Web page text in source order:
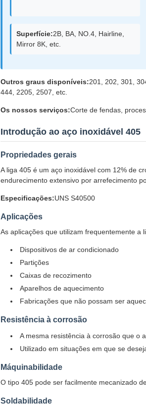
Superfície:2B, BA, NO.4, Hairline,
Mirror 8K, etc.
Outros graus disponíveis:201, 202, 301,
444, 2205, 2507, etc.
Os nossos serviços:Corte de fendas,
Introdução ao aço inoxidável 405
Propriedades gerais
A liga 405 é um aço inoxidável com 12% de
endurecimento extensivo por arrefecimento
Especificações:UNS S40500
Aplicações
As aplicações que utilizam frequentemente a
Dispositivos de ar condicionado
Partições
Caixas de recozimento
Aparelhos de aquecimento
Fabricações que não possam ser
Resistência à corrosão
A mesma resistência à corrosão que o
Utilizado em situações em que se
Máquinabilidade
O tipo 405 pode ser facilmente mecanizado
Soldabilidade